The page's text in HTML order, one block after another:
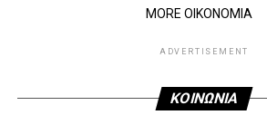
MORE ΟΙΚΟΝΟΜΙΑ
ADVERTISEMENT
ΚΟΙΝΩΝΙΑ